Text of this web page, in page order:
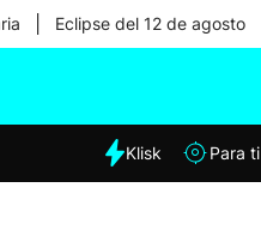
Eclipse del 12 de agosto
Klisk Para ti